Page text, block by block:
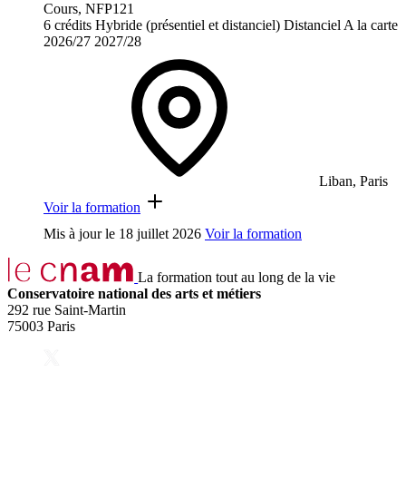
Cours, NFP121
6 crédits Hybride (présentiel et distanciel) Distanciel A la carte
2026/27 2027/28
Liban, Paris
Voir la formation
Mis à jour le 18 juillet 2026 Voir la formation
La formation tout au long de la vie
Conservatoire national des arts et métiers
292 rue Saint-Martin
75003 Paris